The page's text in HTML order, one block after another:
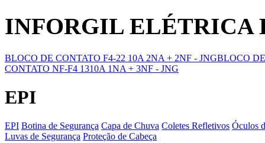
INFORGIL ELÉTRICA
BLOCO DE CONTATO F4-22 10A 2NA + 2NF - JNGBLOCO
CONTATO NF-F4 1310A 1NA + 3NF - JNG
EPI
EPI Botina de Segurança Capa de Chuva Coletes Refletivos Óculos
Luvas de Segurança Proteção de Cabeça